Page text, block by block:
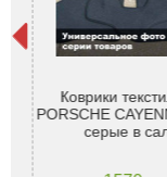
Коврики
PORSCHE
серые в